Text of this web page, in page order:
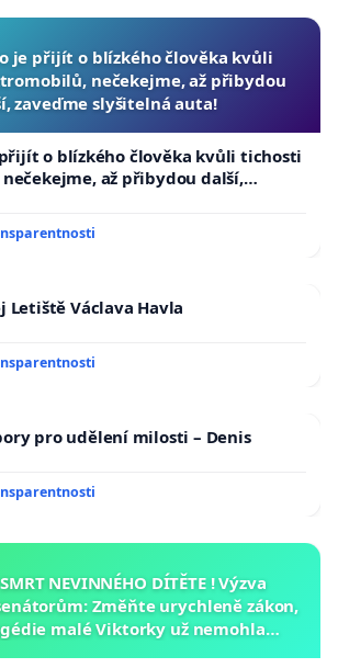
je přijít o blízkého člověka kvůli
nečekejme, až přibydou
zaveďme slyšitelná auta!
o blízkého člověka kvůli tichosti
až přibydou další,
auta!
Letiště Václava Havla
pro udělení milosti – Denis
NEVINNÉHO DÍTĚTE ! Výzva
Změňte urychleně zákon,
malé Viktorky už nemohla